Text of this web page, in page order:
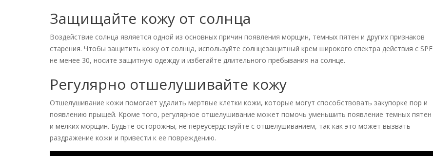
Защищайте кожу от солнца
Воздействие солнца является одной из основных причин появления морщин, темных пятен и других признаков
старения. Чтобы защитить кожу от солнца, используйте солнцезащитный крем широкого спектра действия с SPF
не менее 30, носите защитную одежду и избегайте длительного пребывания на солнце.
Регулярно отшелушивайте кожу
Отшелушивание кожи помогает удалить мертвые клетки кожи, которые могут способствовать закупорке пор и
появлению прыщей. Кроме того, регулярное отшелушивание может помочь уменьшить появление темных пятен
и мелких морщин. Будьте осторожны, не переусердствуйте с отшелушиванием, так как это может вызвать
раздражение кожи и привести к ее повреждению.